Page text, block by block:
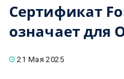
Сертификат
означает для
21 Мая 2025